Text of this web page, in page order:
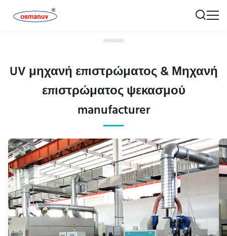
UV μηχανή επιστρώματος & Μηχανή
επιστρώματος ψεκασμού
manufacturer